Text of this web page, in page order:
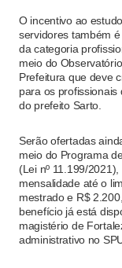
O incentivo ao
servidores também
da categoria
meio do
Prefeitura que deve
para os
do prefeito Sarto.
Serão ofertadas
meio do Programa
(Lei nº 11.199/
mensalidade até o
mestrado e R$
benefício já está
magistério de
administrativo no